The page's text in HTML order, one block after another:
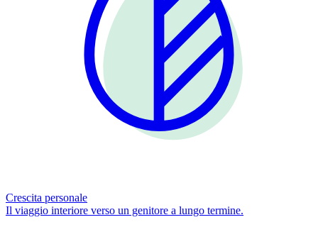
Crescita personale
Il viaggio interiore verso un genitore a lungo termine.